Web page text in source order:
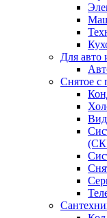
Для авто
Снятое с